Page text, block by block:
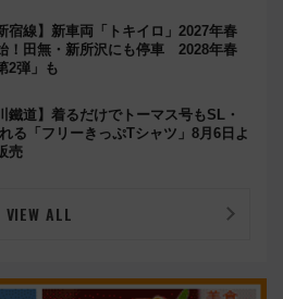
宿線】新車両「トキイロ」2027年春
！田無・新所沢にも停車 2028年春
2弾」も
鐵道】着るだけでトーマス号もSL・
る「フリーきっぷTシャツ」8月6日よ
売
VIEW ALL